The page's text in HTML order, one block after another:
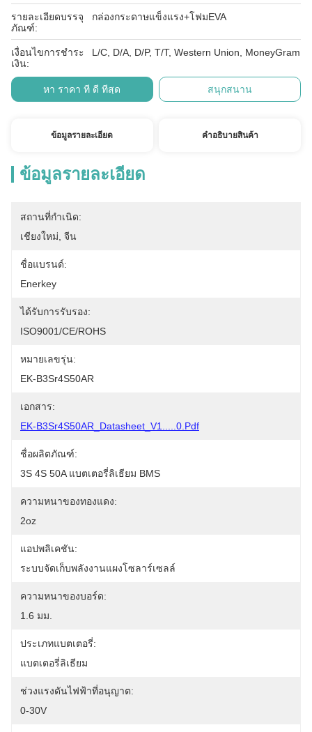
รายละเอียดบรรจุ
ภัณฑ์:
กล่องกระดาษแข็งแรง+โฟมEVA
เงื่อนไขการชำระ
เงิน:
L/C, D/A, D/P, T/T, Western Union, MoneyGram
หา ราคา ที่ ดี ที่สุด สนุกสนาน
ข้อมูลรายละเอียด คําอธิบายสินค้า
ข้อมูลรายละเอียด
สถานที่กำเนิด:
เชียงใหม่, จีน
ชื่อแบรนด์:
Enerkey
ได้รับการรับรอง:
ISO9001/CE/ROHS
หมายเลขรุ่น:
EK-B3Sr4S50AR
เอกสาร:
EK-B3Sr4S50AR_Datasheet_V1.....0.pdf
ชื่อผลิตภัณฑ์:
3S 4S 50A แบตเตอรี่ลิเธียม BMS
ความหนาของทองแดง:
2oz
แอปพลิเคชัน:
ระบบจัดเก็บพลังงานแผงโซลาร์เซลล์
ความหนาของบอร์ด:
1.6 มม.
ประเภทแบตเตอรี่:
แบตเตอรี่ลิเธียม
ช่วงแรงดันไฟฟ้าที่อนุญาต:
0-30V